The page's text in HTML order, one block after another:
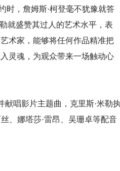
时，詹姆斯·柯登毫不犹豫就答
就盛赞其过人的艺术水平，表
术家，能够将任何作品精准把
灵魂，为观众带来一场触动心
唱影片主题曲，克里斯·米勒执
、娜塔莎·雷昂、吴珊卓等配音